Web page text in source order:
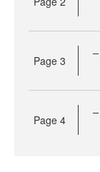
Page 3
Page 4